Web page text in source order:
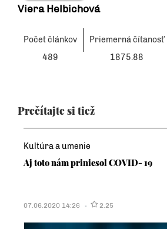
Viera Helbichová
Počet článkov
Priemerná čítanosť
489
1875.88
Prečítajte si tiež
Kultúra a umenie
Aj toto nám priniesol COVID- 19
07.06.2020 14:26 2.25